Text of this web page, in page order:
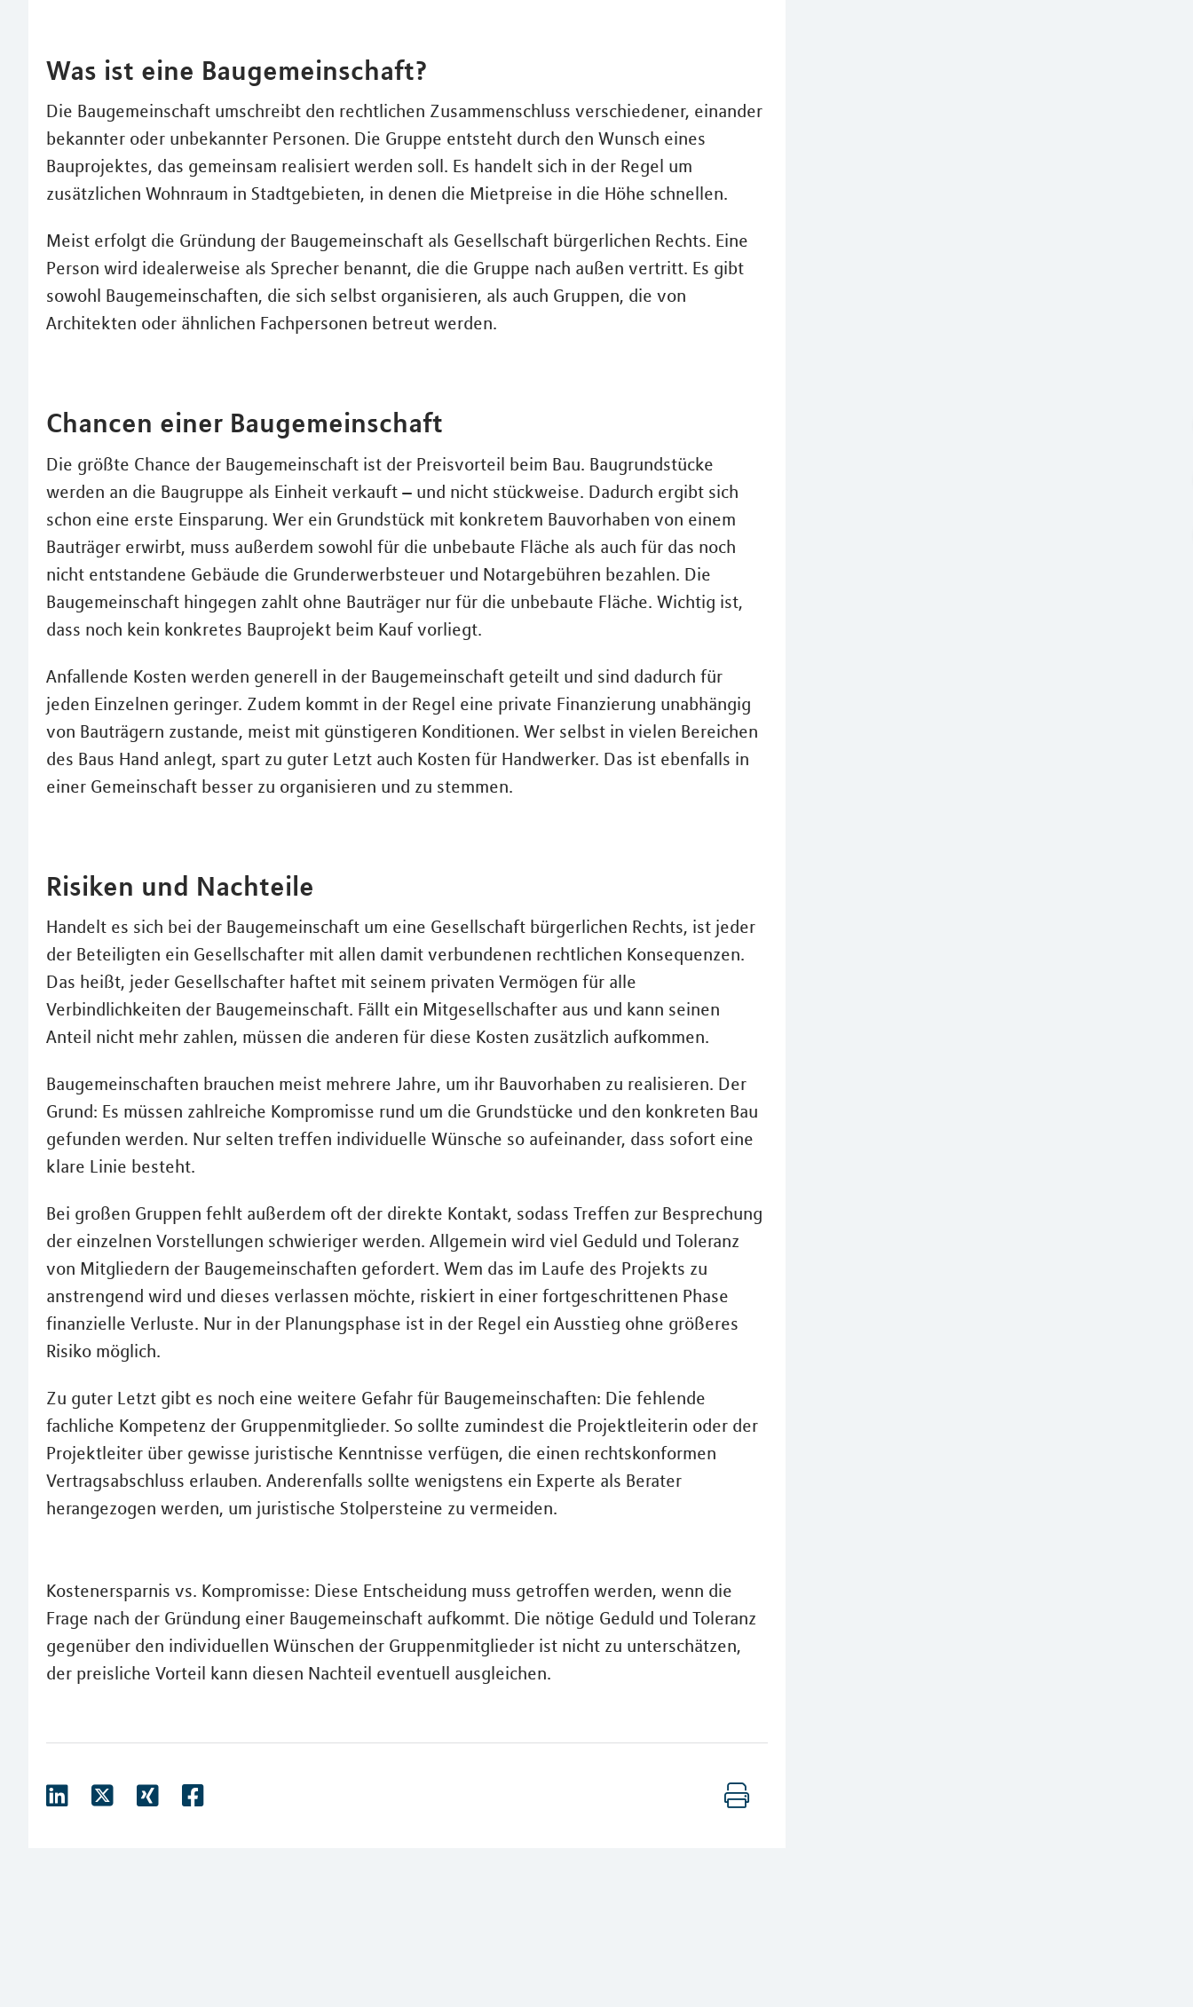
Was ist eine Baugemeinschaft?
Die Baugemeinschaft umschreibt den rechtlichen Zusammenschluss verschiedener, einander
bekannter oder unbekannter Personen. Die Gruppe entsteht durch den Wunsch eines
Bauprojektes, das gemeinsam realisiert werden soll. Es handelt sich in der Regel um
zusätzlichen Wohnraum in Stadtgebieten, in denen die Mietpreise in die Höhe schnellen.
Meist erfolgt die Gründung der Baugemeinschaft als Gesellschaft bürgerlichen Rechts. Eine
Person wird idealerweise als Sprecher benannt, die die Gruppe nach außen vertritt. Es gibt
sowohl Baugemeinschaften, die sich selbst organisieren, als auch Gruppen, die von
Architekten oder ähnlichen Fachpersonen betreut werden.
Chancen einer Baugemeinschaft
Die größte Chance der Baugemeinschaft ist der Preisvorteil beim Bau. Baugrundstücke
werden an die Baugruppe als Einheit verkauft – und nicht stückweise. Dadurch ergibt sich
schon eine erste Einsparung. Wer ein Grundstück mit konkretem Bauvorhaben von einem
Bauträger erwirbt, muss außerdem sowohl für die unbebaute Fläche als auch für das noch
nicht entstandene Gebäude die Grunderwerbsteuer und Notargebühren bezahlen. Die
Baugemeinschaft hingegen zahlt ohne Bauträger nur für die unbebaute Fläche. Wichtig ist,
dass noch kein konkretes Bauprojekt beim Kauf vorliegt.
Anfallende Kosten werden generell in der Baugemeinschaft geteilt und sind dadurch für
jeden Einzelnen geringer. Zudem kommt in der Regel eine private Finanzierung unabhängig
von Bauträgern zustande, meist mit günstigeren Konditionen. Wer selbst in vielen Bereichen
des Baus Hand anlegt, spart zu guter Letzt auch Kosten für Handwerker. Das ist ebenfalls in
einer Gemeinschaft besser zu organisieren und zu stemmen.
Risiken und Nachteile
Handelt es sich bei der Baugemeinschaft um eine Gesellschaft bürgerlichen Rechts, ist jeder
der Beteiligten ein Gesellschafter mit allen damit verbundenen rechtlichen Konsequenzen.
Das heißt, jeder Gesellschafter haftet mit seinem privaten Vermögen für alle
Verbindlichkeiten der Baugemeinschaft. Fällt ein Mitgesellschafter aus und kann seinen
Anteil nicht mehr zahlen, müssen die anderen für diese Kosten zusätzlich aufkommen.
Baugemeinschaften brauchen meist mehrere Jahre, um ihr Bauvorhaben zu realisieren. Der
Grund: Es müssen zahlreiche Kompromisse rund um die Grundstücke und den konkreten Bau
gefunden werden. Nur selten treffen individuelle Wünsche so aufeinander, dass sofort eine
klare Linie besteht.
Bei großen Gruppen fehlt außerdem oft der direkte Kontakt, sodass Treffen zur Besprechung
der einzelnen Vorstellungen schwieriger werden. Allgemein wird viel Geduld und Toleranz
von Mitgliedern der Baugemeinschaften gefordert. Wem das im Laufe des Projekts zu
anstrengend wird und dieses verlassen möchte, riskiert in einer fortgeschrittenen Phase
finanzielle Verluste. Nur in der Planungsphase ist in der Regel ein Ausstieg ohne größeres
Risiko möglich.
Zu guter Letzt gibt es noch eine weitere Gefahr für Baugemeinschaften: Die fehlende
fachliche Kompetenz der Gruppenmitglieder. So sollte zumindest die Projektleiterin oder der
Projektleiter über gewisse juristische Kenntnisse verfügen, die einen rechtskonformen
Vertragsabschluss erlauben. Anderenfalls sollte wenigstens ein Experte als Berater
herangezogen werden, um juristische Stolpersteine zu vermeiden.
Kostenersparnis vs. Kompromisse: Diese Entscheidung muss getroffen werden, wenn die
Frage nach der Gründung einer Baugemeinschaft aufkommt. Die nötige Geduld und Toleranz
gegenüber den individuellen Wünschen der Gruppenmitglieder ist nicht zu unterschätzen,
der preisliche Vorteil kann diesen Nachteil eventuell ausgleichen.